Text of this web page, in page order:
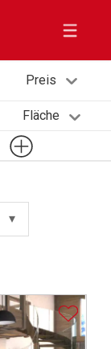
Preis
Fläche